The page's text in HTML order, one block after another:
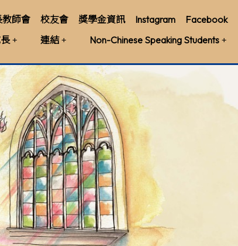
教師會 校友會 獎學金資訊 Instagram
Facebook
連結 Non-Chinese Speaking Students